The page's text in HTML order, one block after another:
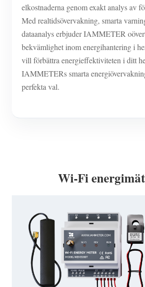
elkostnaderna genom exakt analys av
Med realtidsövervakning, smarta
dataanalys erbjuder IAMMETER
bekvämlighet inom energihantering i
vill förbättra energieffektiviteten i ditt
IAMMETERs smarta
perfekta val.
Wi-Fi